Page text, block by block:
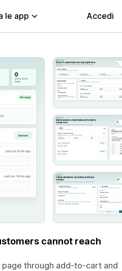
le app Accedi
cannot reach
through add-to-cart and